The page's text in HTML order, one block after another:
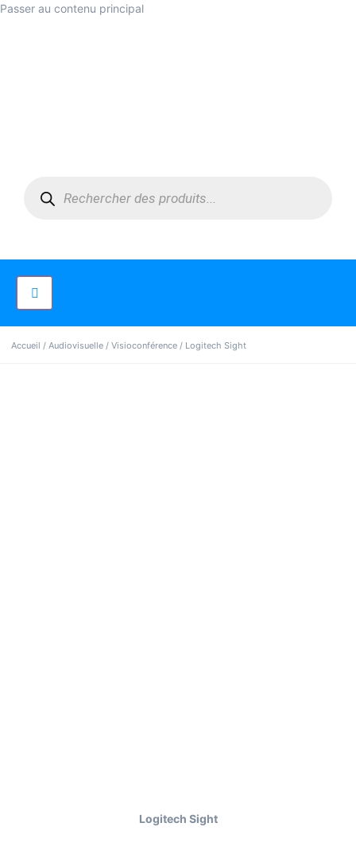
Passer au contenu principal
Accueil / Audiovisuelle / Visioconférence / Logitech Sight
Logitech Sight